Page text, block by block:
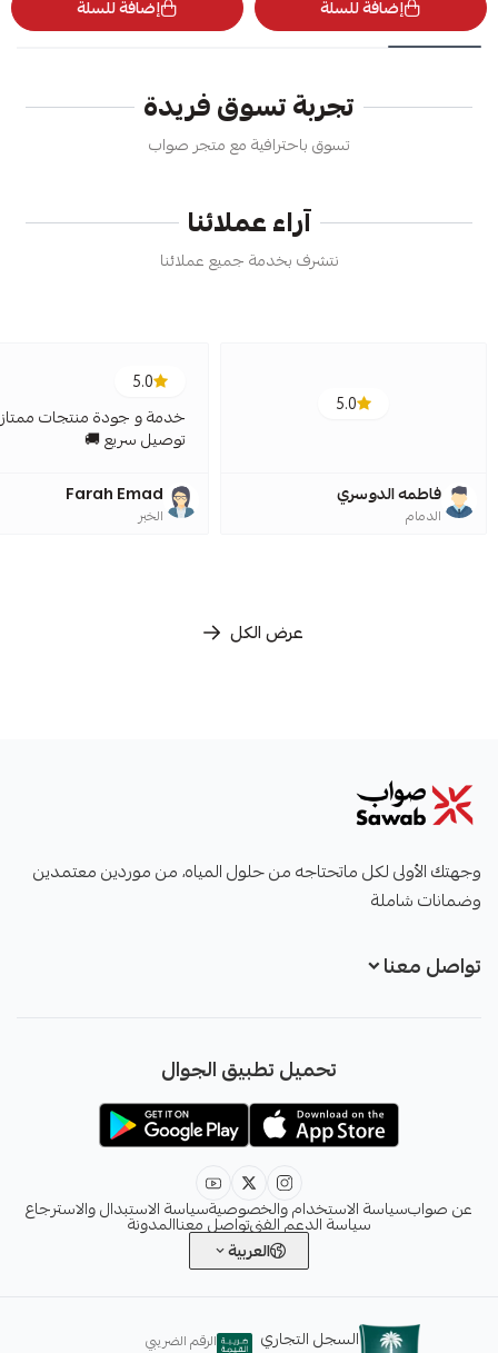
إضافة للسلة إضافة للسلة
تجربة تسوق فريدة
تسوق باحترافية مع متجر صواب
آراء عملائنا
نتشرف بخدمة جميع عملائنا
5.0
فاطمه الدوسري
الدمام
5.0
خدمة و جودة منتجات
توصيل سريع 🚚
Farah Emad
الخبر
عرض الكل
وجهتك الأولى لكل ماتحتاجه من حلول المياه، من موردين معتمدين
وضمانات شاملة
تواصل معنا
info@sawab.app
تحميل تطبيق الجوال
عن صوابسياسة الاستخدام والخصوصيةسياسة الاستبدال والاسترجاع
سياسة الدعم الفنيتواصل معناالمدونة
العربية
السجل التجاري الرقم الضريبي